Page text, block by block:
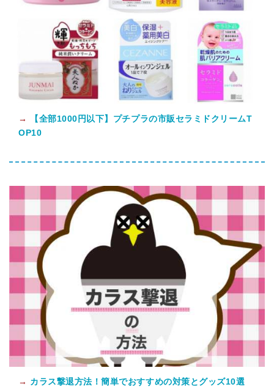
→
【全部1000円以下】プチプラの市販セラミドクリームT
OP10
→ カラス撃退方法！簡単でおすすめの対策とグッズ10選